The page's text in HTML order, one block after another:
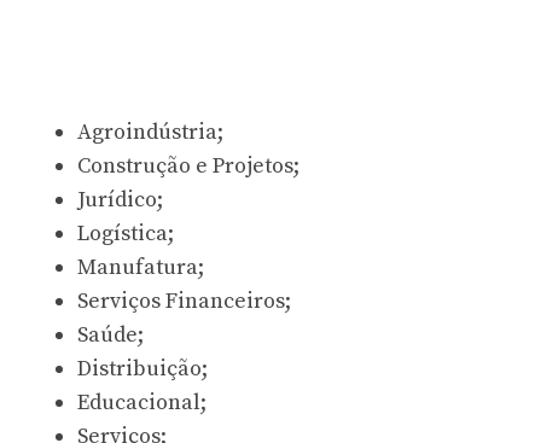
Agroindústria;
Construção e Projetos;
Jurídico;
Logística;
Manufatura;
Serviços Financeiros;
Saúde;
Distribuição;
Educacional;
Serviços;